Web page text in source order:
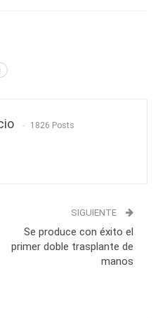
1826 Posts
SIGUIENTE
Se produce con éxito el
primer doble trasplante de
manos